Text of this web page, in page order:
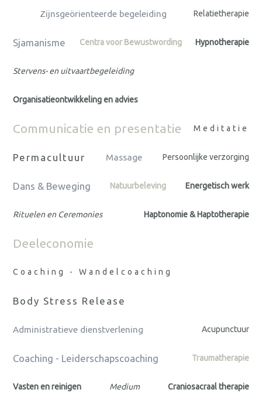
Zijnsgeörienteerde begeleiding Relatietherapie
Sjamanisme Centra voor Bewustwording Hypnotherapie
Stervens- en uitvaartbegeleiding
Organisatieontwikkeling en advies
Communicatie en presentatie Meditatie
Permacultuur Massage Persoonlijke verzorging
Dans & Beweging Natuurbeleving Energetisch werk
Rituelen en Ceremonies Haptonomie & Haptotherapie
Deeleconomie
Coaching - Wandelcoaching
Body Stress Release
Administratieve dienstverlening Acupunctuur
Coaching - Leiderschapscoaching Traumatherapie
Vasten en reinigen Medium Craniosacraal therapie